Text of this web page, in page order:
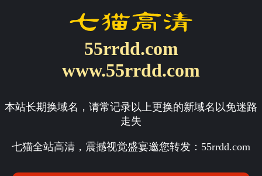
55rrdd.com
www.55rrdd.com
本站长期换域名，请常记录以上更换的新域名以免迷路
走失
七猫全站高清，震撼视觉盛宴邀您转发： 55rrdd.com